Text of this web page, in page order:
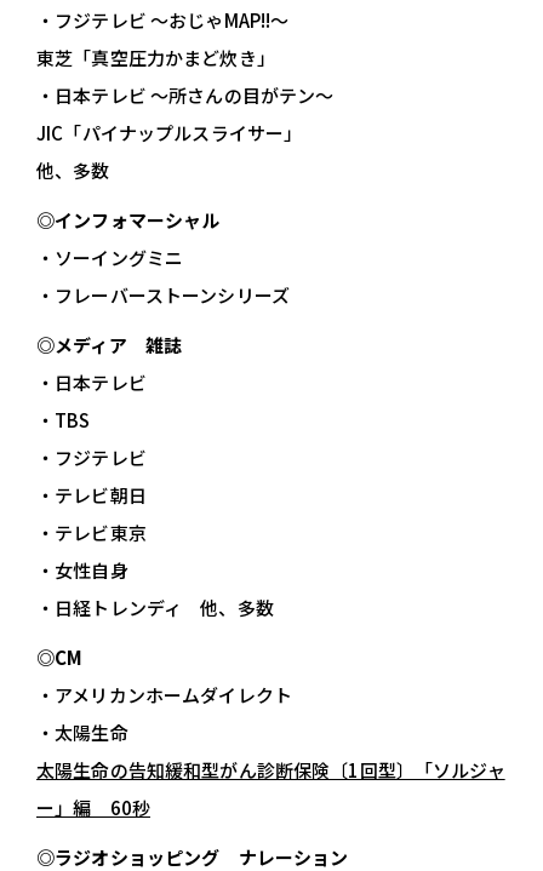
・フジテレビ ～おじゃMAP!!～
東芝「真空圧力かまど炊き」
・日本テレビ ～所さんの目がテン～
JIC「パイナップルスライサー」
他、多数
◎インフォマーシャル
・ソーイングミニ
・フレーバーストーンシリーズ
◎メディア 雑誌
・日本テレビ
・TBS
・フジテレビ
・テレビ朝日
・テレビ東京
・女性自身
・日経トレンディ 他、多数
◎CM
・アメリカンホームダイレクト
・太陽生命
太陽生命の告知緩和型がん診断保険〔1回型〕「ソルジャ
ー」編 60秒
◎ラジオショッピング ナレーション